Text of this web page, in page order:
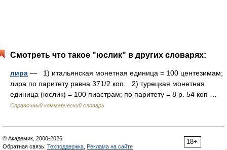
Смотреть что такое "юслик" в других словарях:
лира — 1) итальянская монетная единица = 100 центезимам;
лира по паритету равна 371/2 коп. 2) турецкая монетная
единица (юслик) = 100 пиастрам; по паритету = 8 р. 54 коп …
Справочный коммерческий словарь
18+
© Академик, 2000-2026
Обратная связь: Техподдержка Реклама на сайте